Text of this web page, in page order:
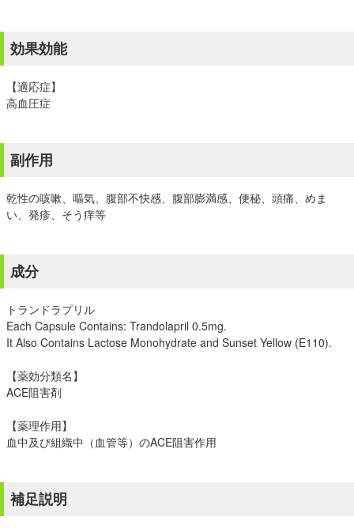
効果効能
【適応症】
高血圧症
副作用
乾性の咳嗽、嘔気、腹部不快感、腹部膨満感、便秘、頭痛、めま
い、発疹、そう痒等
成分
トランドラプリル
Each Capsule Contains: Trandolapril 0.5mg.
It Also Contains Lactose Monohydrate and Sunset Yellow (E110).
【薬効分類名】
ACE阻害剤
【薬理作用】
血中及び組織中（血管等）のACE阻害作用
補足説明